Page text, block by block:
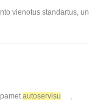
vienotus standartus, un
autoservisu ,